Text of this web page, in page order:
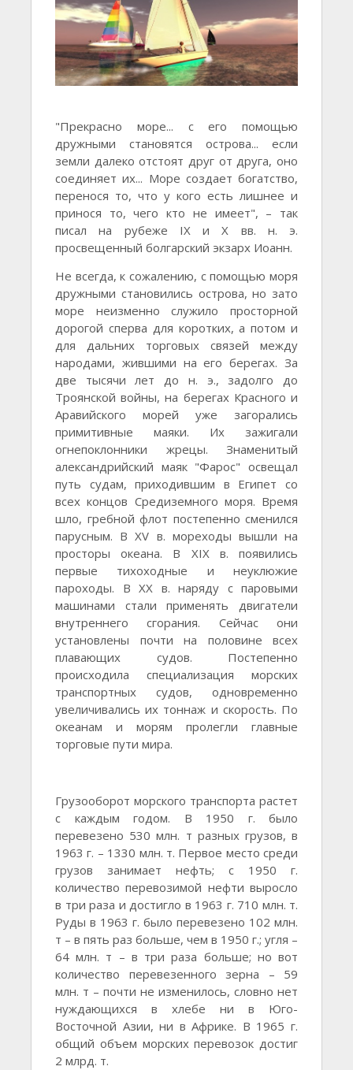
"Прекрасно море... с его помощью
дружными становятся острова... если
земли далеко отстоят друг от друга, оно
соединяет их... Море создает богатство,
перенося то, что у кого есть лишнее и
принося то, чего кто не имеет", – так
писал на рубеже IX и X вв. н. э.
просвещенный болгарский экзарх Иоанн.
Не всегда, к сожалению, с помощью моря
дружными становились острова, но зато
море неизменно служило просторной
дорогой сперва для коротких, а потом и
для дальних торговых связей между
народами, жившими на его берегах. За
две тысячи лет до н. э., задолго до
Троянской войны, на берегах Красного и
Аравийского морей уже загорались
примитивные маяки. Их зажигали
огнепоклонники жрецы. Знаменитый
александрийский маяк "Фарос" освещал
путь судам, приходившим в Египет со
всех концов Средиземного моря. Время
шло, гребной флот постепенно сменился
парусным. В XV в. мореходы вышли на
просторы океана. В XIX в. появились
первые тихоходные и неуклюжие
пароходы. В XX в. наряду с паровыми
машинами стали применять двигатели
внутреннего сгорания. Сейчас они
установлены почти на половине всех
плавающих судов. Постепенно
происходила специализация морских
транспортных судов, одновременно
увеличивались их тоннаж и скорость. По
океанам и морям пролегли главные
торговые пути мира.
Грузооборот морского транспорта растет
с каждым годом. В 1950 г. было
перевезено 530 млн. т разных грузов, в
1963 г. – 1330 млн. т. Первое место среди
грузов занимает нефть; с 1950 г.
количество перевозимой нефти выросло
в три раза и достигло в 1963 г. 710 млн. т.
Руды в 1963 г. было перевезено 102 млн.
т – в пять раз больше, чем в 1950 г.; угля –
64 млн. т – в три раза больше; но вот
количество перевезенного зерна – 59
млн. т – почти не изменилось, словно нет
нуждающихся в хлебе ни в Юго-
Восточной Азии, ни в Африке. В 1965 г.
общий объем морских перевозок достиг
2 млрд. т.